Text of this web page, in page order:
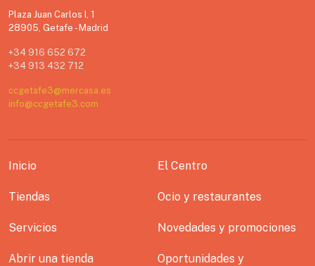
Plaza Juan Carlos I, 1
28905, Getafe - Madrid
+34 916 652 672
+34 913 432 712
ccgetafe3@mercasa.es
info@ccgetafe3.com
Inicio El Centro
Tiendas Ocio y restaurantes
Servicios Novedades y promociones
Abrir una tienda
Oportunidades y